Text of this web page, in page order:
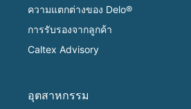
ความแตกต่างของ Delo®
การรับรองจากลูกค้า
Caltex Advisory
อุตสาหกรรม